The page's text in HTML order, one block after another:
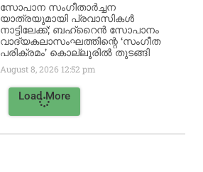
സോപാന സംഗീതാർച്ചന
യാത്രയുമായി പ്രവാസികൾ
നാട്ടിലേക്ക്; ബഹ്‌റൈൻ സോപാനം
വാദ്യകലാസംഘത്തിന്റെ ‘സംഗീത
പരിക്രമം’ കൊല്ലൂരിൽ തുടങ്ങി
August 8, 2026 12:52 pm
Load More